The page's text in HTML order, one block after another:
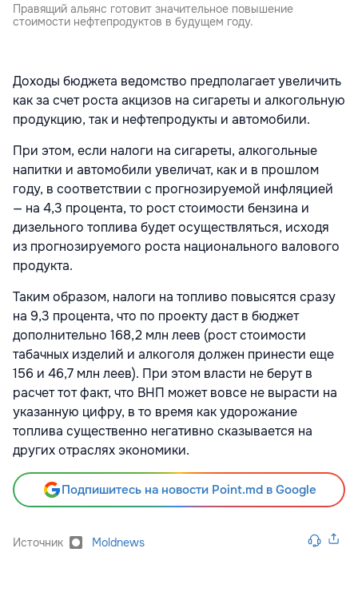
Правящий альянс готовит значительное повышение
стоимости нефтепродуктов в будущем году.
Доходы бюджета ведомство предполагает увеличить
как за счет роста акцизов на сигареты и алкогольную
продукцию, так и нефтепродукты и автомобили.
При этом, если налоги на сигареты, алкогольные
напитки и автомобили увеличат, как и в прошлом
году, в соответствии с прогнозируемой инфляцией
— на 4,3 процента, то рост стоимости бензина и
дизельного топлива будет осуществляться, исходя
из прогнозируемого роста национального валового
продукта.
Таким образом, налоги на топливо повысятся сразу
на 9,3 процента, что по проекту даст в бюджет
дополнительно 168,2 млн леев (рост стоимости
табачных изделий и алкоголя должен принести еще
156 и 46,7 млн леев). При этом власти не берут в
расчет тот факт, что ВНП может вовсе не вырасти на
указанную цифру, в то время как удорожание
топлива существенно негативно сказывается на
других отраслях экономики.
Подпишитесь на новости Point.md в Google
Источник Moldnews